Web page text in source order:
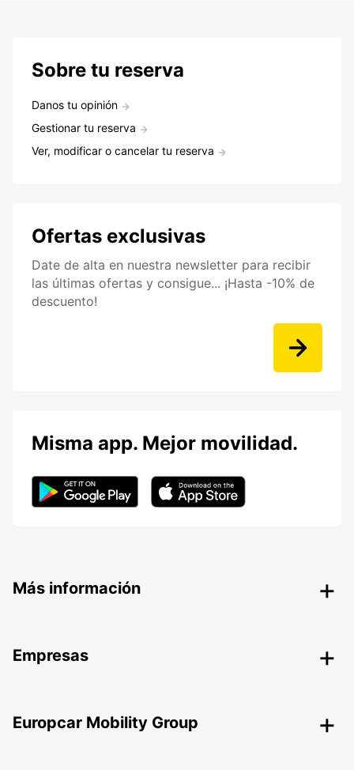
Sobre tu reserva
Danos tu opinión
Gestionar tu reserva
Ver, modificar o cancelar tu reserva
Ofertas exclusivas
Date de alta en nuestra newsletter para recibir
las últimas ofertas y consigue... ¡Hasta -10% de
descuento!
Misma app. Mejor movilidad.
Más información
Empresas
Europcar Mobility Group